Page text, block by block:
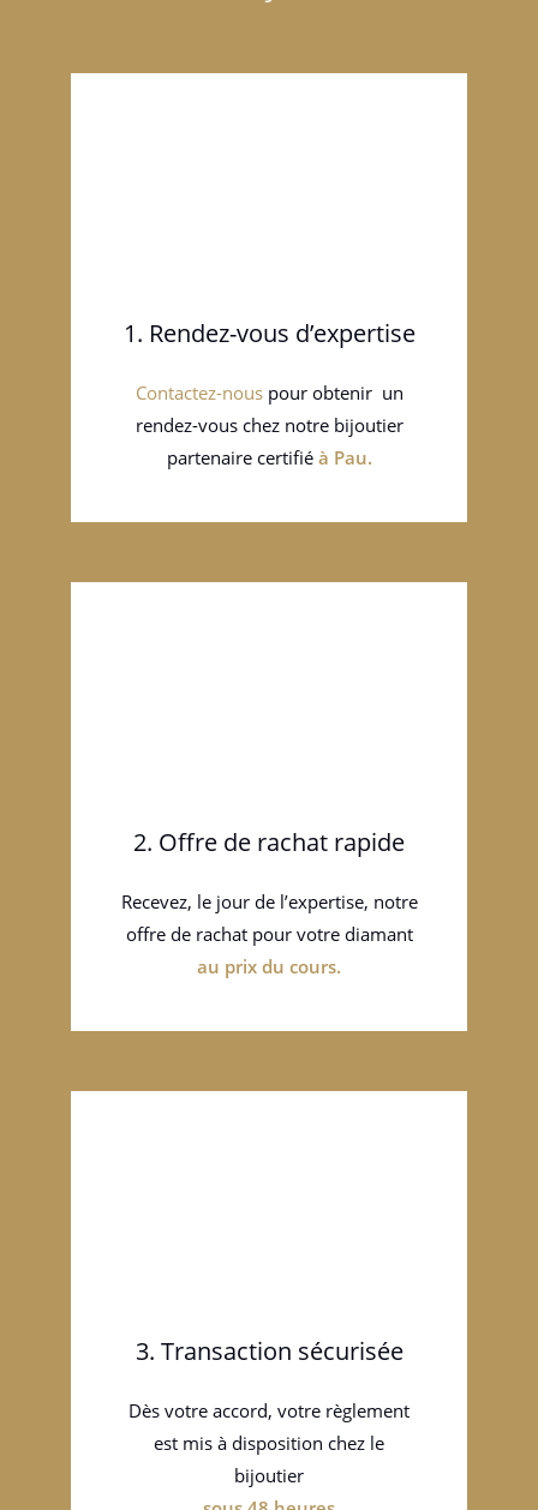
1. Rendez-vous d’expertise
Contactez-nouspour obtenir un
rendez-vous chez notre bijoutier
partenaire certifié à Pau.
2. Offre de rachat rapide
Recevez, le jour de l’expertise, notre
offre de rachat pour votre diamant
au prix du cours.
3. Transaction sécurisée
Dès votre accord, votre règlement
est mis à disposition chez le
bijoutier